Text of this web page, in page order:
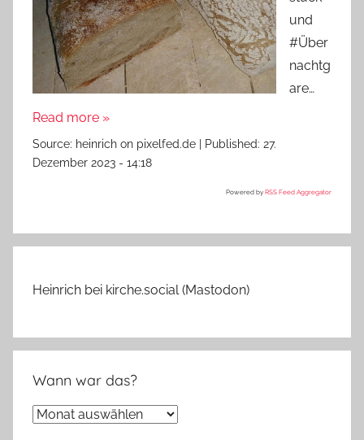
und
#Über
nachtg
are…
Read more »
Source: heinrich on pixelfed.de Published: 27.
Dezember 2023 - 14:18
Powered by RSS Feed Aggregator
Heinrich bei kirche.social (Mastodon)
Wann war das?
Wann